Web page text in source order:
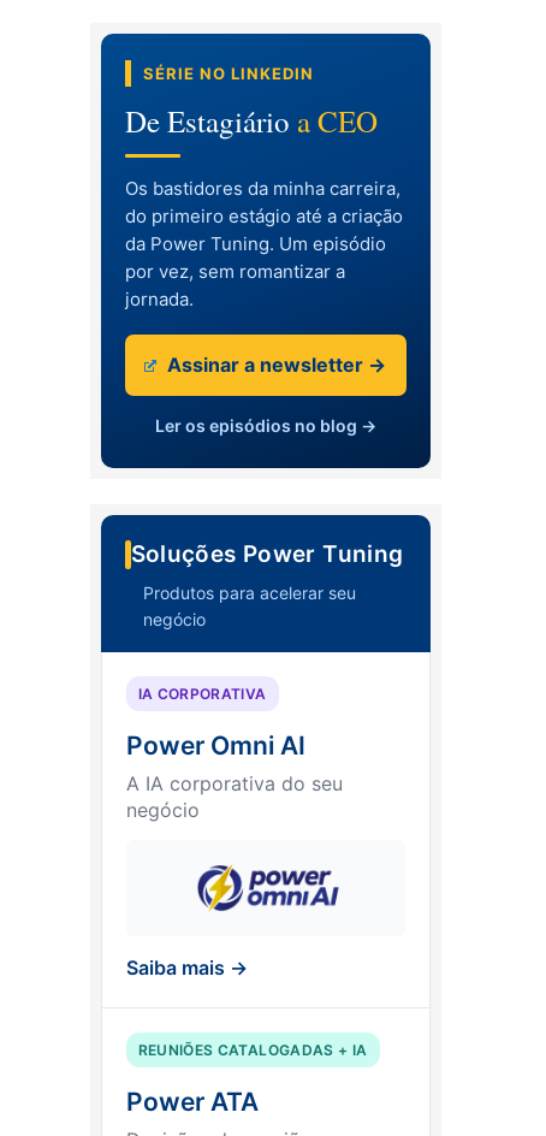
SÉRIE NO LINKEDIN
De Estagiário a CEO
Os bastidores da minha carreira,
do primeiro estágio até a criação
da Power Tuning. Um episódio
por vez, sem romantizar a
jornada.
Assinar a newsletter →
Ler os episódios no blog →
Soluções Power Tuning
Produtos para acelerar seu
negócio
IA CORPORATIVA
Power Omni AI
A IA corporativa do seu
negócio
Saiba mais →
REUNIÕES CATALOGADAS + IA
Power ATA